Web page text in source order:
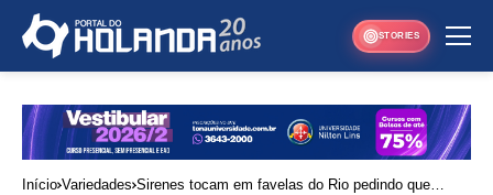
STORIES
Início Variedades Sirenes tocam em favelas do Rio pedindo que